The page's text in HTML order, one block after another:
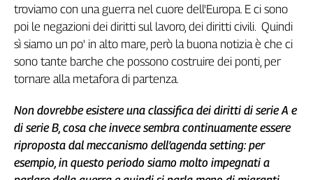
It
Easy
Inserti
Idea
InFlai
trasmissioni
tv
troviamo con una guerra nel cuore dell'Europa. E ci sono
poi le negazioni dei diritti sul lavoro, dei diritti civili. Quindi
sì siamo un po' in alto mare, però la buona notizia è che ci
sono tante barche che possono costruire dei ponti, per
tornare alla metafora di partenza.
Non dovrebbe esistere una classifica dei diritti di serie A e
di serie B, cosa che invece sembra continuamente essere
riproposta dal meccanismo dell’agenda setting: per
esempio, in questo periodo siamo molto impegnati a